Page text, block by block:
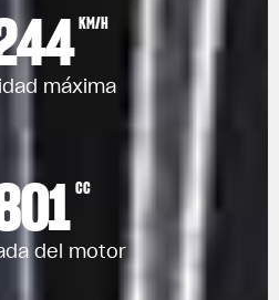
KM/H
máxima
CC
del motor